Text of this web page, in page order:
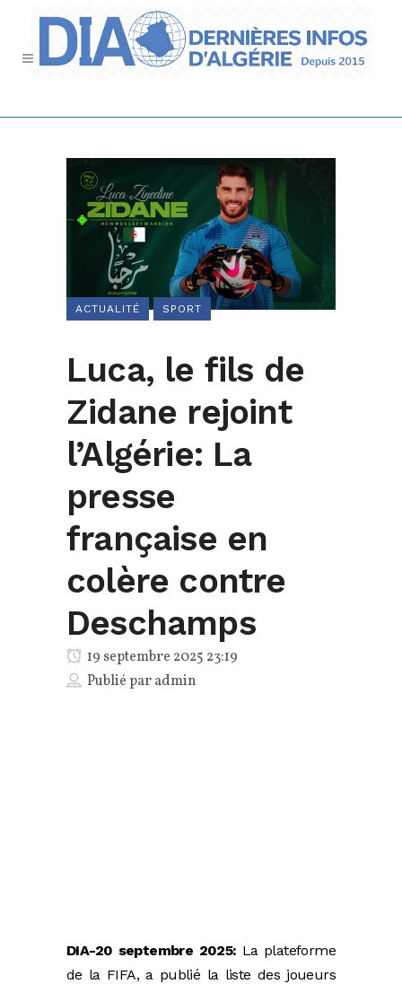
ACTUALITÉ SPORT
Luca, le fils de
Zidane rejoint
l’Algérie: La
presse
française en
colère contre
Deschamps
19 septembre 2025 23:19
Publié paradmin
DIA-20 septembre 2025: La plateforme
de la FIFA, a publié la liste des joueurs